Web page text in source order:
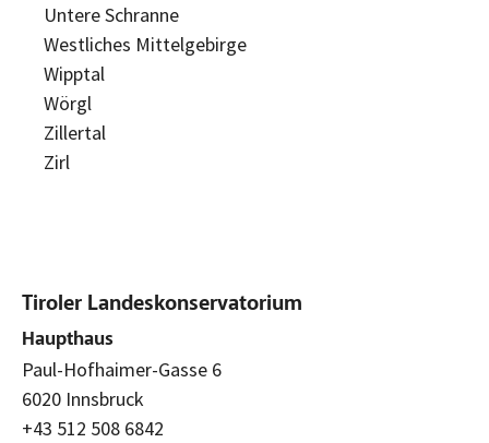
Untere Schranne
Westliches Mittelgebirge
Wipptal
Wörgl
Zillertal
Zirl
Tiroler Landeskonservatorium
Haupthaus
Paul-Hofhaimer-Gasse 6
6020 Innsbruck
+43 512 508 6842